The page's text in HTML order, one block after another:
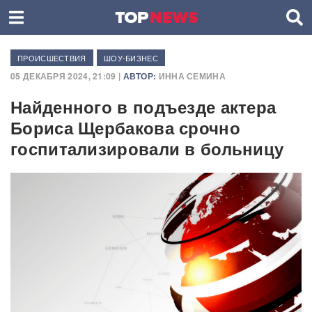
ПРОИСШЕСТВИЯ ШОУ-БИЗНЕС
05 ДЕКАБРЯ 2024, 21:09 | АВТОР: ИННА СЕМИНА
Найденного в подъезде актера
Бориса Щербакова срочно
госпитализировали в больницу